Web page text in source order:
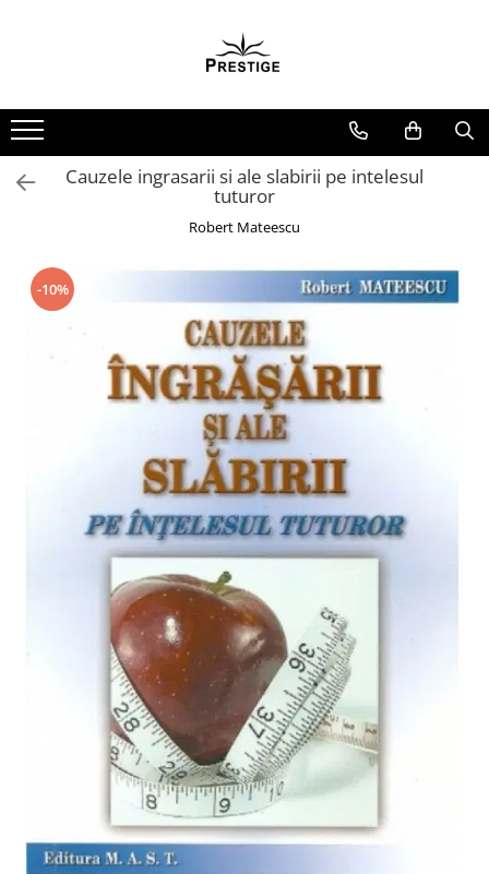
Noutati
Promotii
Pachete Speciale Carti
Arte Divinatorii
Astrologie
Chiromantie
Dezvoltare Spirituala
KidConnection
New Illuminati Files
Paranormal
Parapsihologie
ScienceConnection
Vindecare Spirituala
Cauzele ingrasarii si ale slabirii pe intelesul
tuturor
Robert Mateescu
-10%